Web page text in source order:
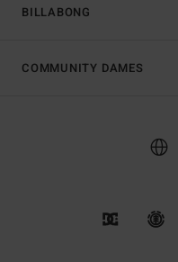
BILLABONG
COMMUNITY DAMES